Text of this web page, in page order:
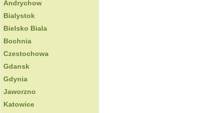
Andrychow
Bialystok
Bielsko Biala
Bochnia
Czestochowa
Gdansk
Gdynia
Jaworzno
Katowice